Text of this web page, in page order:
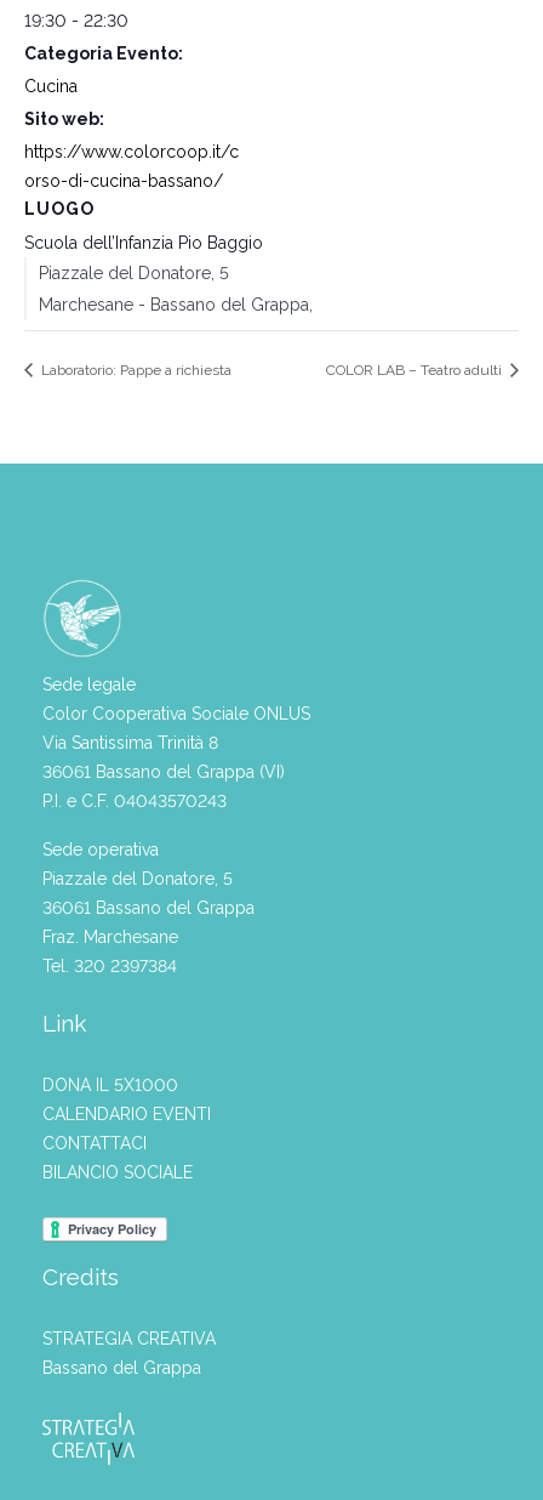
19:30 - 22:30
Categoria Evento:
Cucina
Sito web:
https://www.colorcoop.it/c
orso-di-cucina-bassano/
LUOGO
Scuola dell’Infanzia Pio Baggio
Piazzale del Donatore, 5
Marchesane - Bassano del Grappa
Laboratorio: Pappe a richiesta COLOR LAB – Teatro adulti
Sede legale
Color Cooperativa Sociale ONLUS
Via Santissima Trinità 8
36061 Bassano del Grappa (VI)
P.I. e C.F. 04043570243
Sede operativa
Piazzale del Donatore, 5
36061 Bassano del Grappa
Fraz. Marchesane
Tel. 320 2397384
Link
DONA IL 5X1000
CALENDARIO EVENTI
CONTATTACI
BILANCIO SOCIALE
Credits
STRATEGIA CREATIVA
Bassano del Grappa